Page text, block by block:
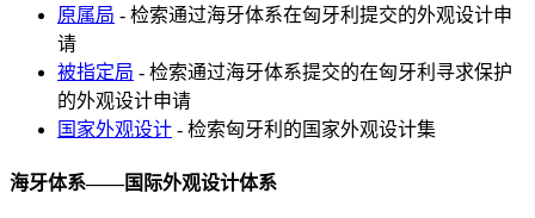
原属局 - 检索通过海牙体系在匈牙利提交的外观设计申
请
被指定局 - 检索通过海牙体系提交的在匈牙利寻求保护
的外观设计申请
国家外观设计 - 检索匈牙利的国家外观设计集
海牙体系——国际外观设计体系